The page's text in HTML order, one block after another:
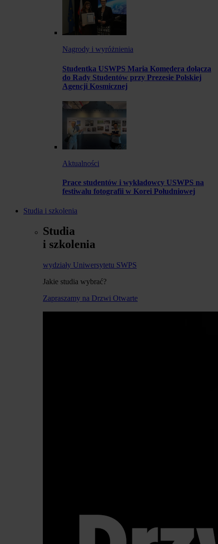
Nagrody i wyróżnienia
Studentka USWPS Maria Komędera dołącza
do Rady Studentów przy Prezesie Polskiej
Agencji Kosmicznej
Aktualności
Prace studentów i wykładowcy USWPS na
festiwalu fotografii w Korei Południowej
Studia i szkolenia
Studia
i szkolenia
wydziały Uniwersytetu SWPS
Jakie studia wybrać?
Zapraszamy na Drzwi Otwarte